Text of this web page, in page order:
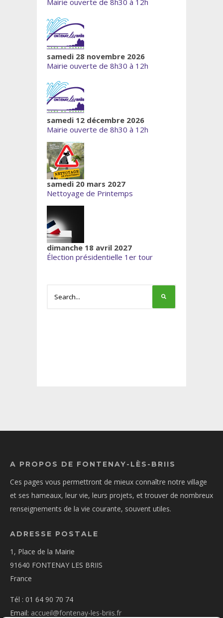
samedi 28 novembre 2026
Mairie ouverte de 8h30 à 12h
samedi 12 décembre 2026
Mairie ouverte de 8h30 à 12h
samedi 20 mars 2027
Nettoyage de Printemps
dimanche 18 avril 2027
Élection présidentielle 1er tour
A PROPOS DE FONTENAY-LÈS-BRIIS
Ces pages vous permettront de mieux connaître notre village
et ses hameaux, leur vie, leurs projets, et trouver de nombreux
renseignements de la vie courante, souvent utiles.
ADRESSE POSTALE
1, Place de la Mairie
91640 FONTENAY LES BRIIS
France
Tél : 01 64 90 70 74
Email: accueil@fontenay-les-briis.fr